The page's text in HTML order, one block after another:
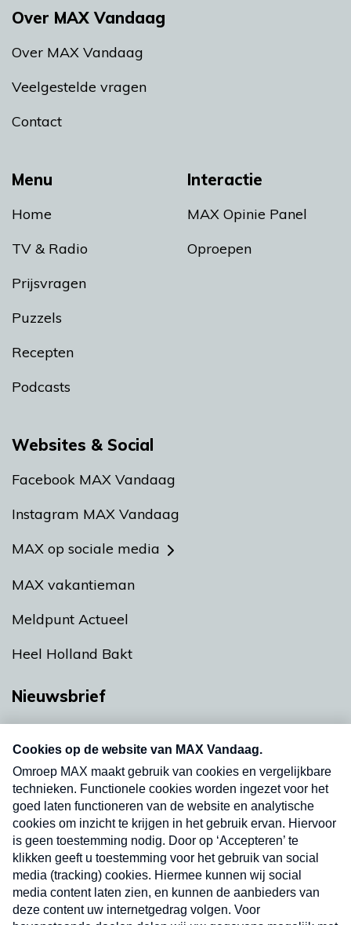
Menu
Home
TV & Radio
Prijsvragen
Puzzels
Recepten
Podcasts
Interactie
MAX Opinie Panel
Oproepen
Over MAX Vandaag
Over MAX Vandaag
Veelgestelde vragen
Contact
Websites & Social
Facebook MAX Vandaag
Instagram MAX Vandaag
MAX op sociale media
MAX vakantieman
Meldpunt Actueel
Heel Holland Bakt
Nieuwsbrief
nieuwsbrief. Elke vrijdag- en dinsdagochtend in
uw mailbox.
Verzend